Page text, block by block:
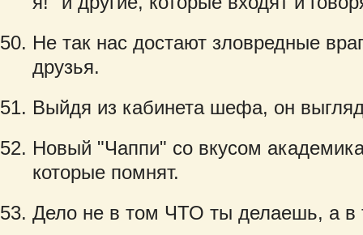
Не так нас достают зловредные
друзья.
Выйдя из кабинета шефа, он
Новый "Чаппи" со вкусом
которые помнят.
Дело не в том ЧТО ты делаешь, а в